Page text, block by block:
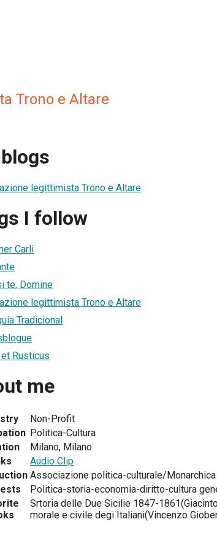
Trono e Altare
legittimista Trono e Altare
I follow
Carli
te, Domine
legittimista Trono e Altare
Tradicional
Rusticus
me
Non-Profit
Politica-Cultura
Milano, Milano
Audio Clip
Associazione politica-culturale/
Politica-storia-economia-diritto-cultura
Srtoria delle Due Sicilie 1847-
morale e civile degi Italiani(Vincenzo